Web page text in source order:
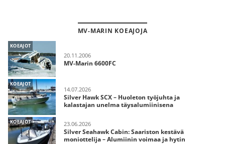
MV-MARIN KOEAJOJA
KOEAJOT
20.11.2006
MV-Marin 6600FC
KOEAJOT
14.07.2026
Silver Hawk SCX – Huoleton työjuhta ja
kalastajan unelma täysalumiinisena
KOEAJOT 23.06.2026
Silver Seahawk Cabin: Saariston kestävä
moniottelija – Alumiinin voimaa ja hytin